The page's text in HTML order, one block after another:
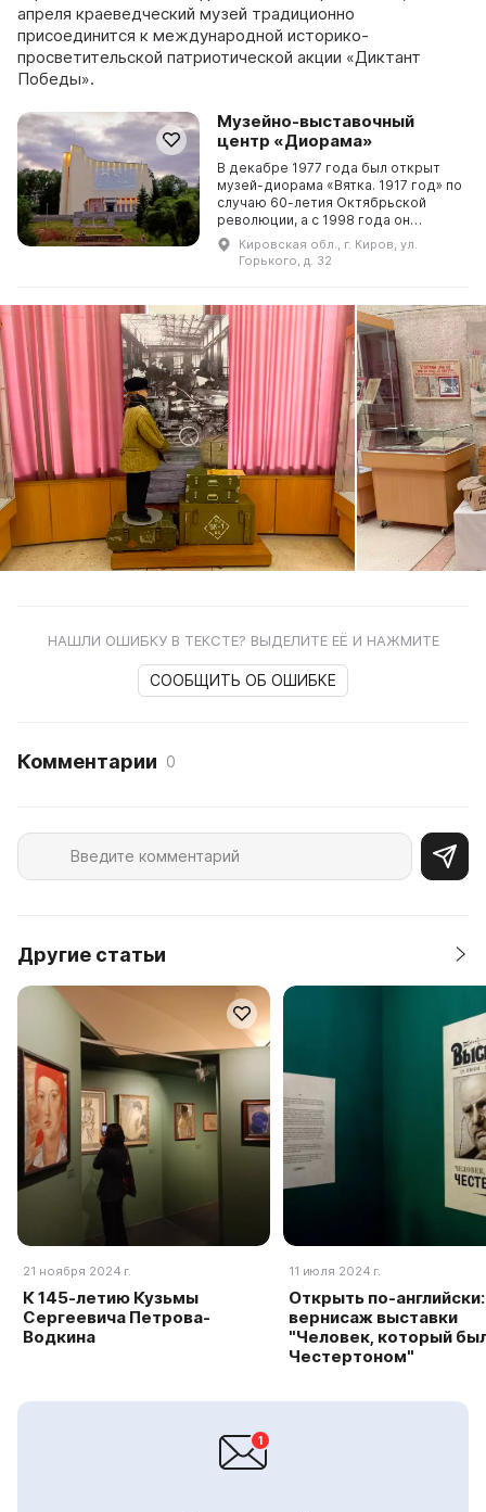
апреля краеведческий музей традиционно
присоединится к международной историко-
просветительской патриотической акции «Диктант
Победы».
Музейно-выставочный
центр «Диорама»
В декабре 1977 года был открыт
музей-диорама «Вятка. 1917 год» по
случаю 60-летия Октябрьской
революции, а с 1998 года он
преобразился в музейно-
выставочный центр «Диорама».
Кировская обл., г. Киров, ул.
Горького, д. 32
НАШЛИ ОШИБКУ В ТЕКСТЕ? ВЫДЕЛИТЕ ЕЁ И НАЖМИТЕ
СООБЩИТЬ ОБ ОШИБКЕ
Комментарии 0
Другие статьи
21 ноября 2024 г.
К 145-летию Кузьмы
Сергеевича Петрова-
Водкина
11 июля 2024 г.
Открыть по-английски:
вернисаж выставки
"Человек, который
Честертоном"